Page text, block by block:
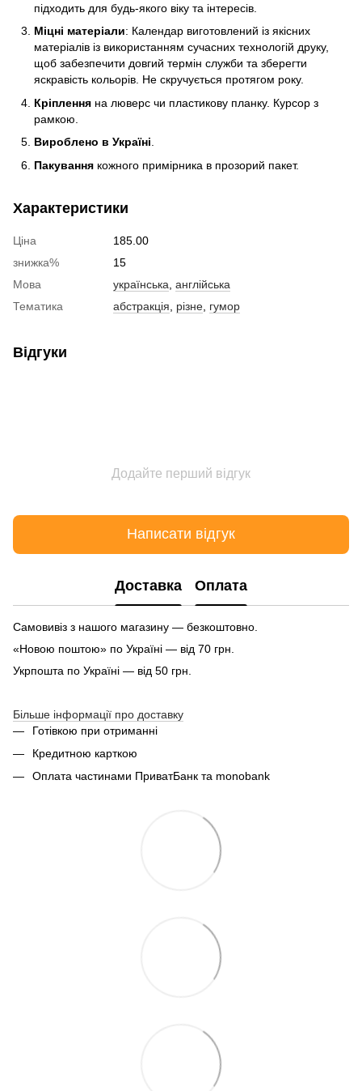
підходить для будь-якого віку та інтересів.
Міцні матеріали: Календар виготовлений із якісних
матеріалів із використанням сучасних технологій друку,
щоб забезпечити довгий термін служби та зберегти
яскравість кольорів. Не скручується протягом року.
Кріплення на люверс чи пластикову планку. Курсор з
рамкою.
Вироблено в Україні
Пакування кожного примірника в прозорий пакет.
Характеристики
Ціна
185.00
знижка%
15
Мова
українська англійська
Тематика
абстракція різне гумор
Відгуки
Додайте перший відгук
Написати відгук
Доставка Оплата
Самовивіз з нашого магазину — безкоштовно.
«Новою поштою» по Україні — від 70 грн.
Укрпошта по Україні — від 50 грн.
Більше інформації про доставку
Готівкою при отриманні
Кредитною карткою
Оплата частинами ПриватБанк та monobank